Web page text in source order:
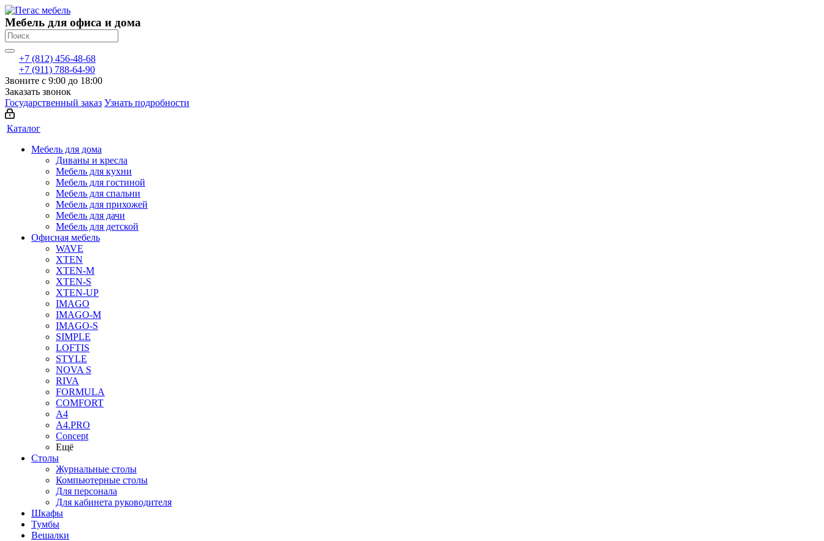
Мебель для офиса и дома
+7 (812) 456-48-68
+7 (911) 788-64-90
Звоните с 9:00 до 18:00
Заказать звонок
Государственный заказ Узнать подробности
Каталог
Мебель для дома
Диваны и кресла
Мебель для кухни
Мебель для гостиной
Мебель для спальни
Мебель для прихожей
Мебель для дачи
Мебель для детской
Офисная мебель
WAVE
XTEN
XTEN-M
XTEN-S
XTEN-UP
IMAGO
IMAGO-M
IMAGO-S
SIMPLE
LOFTIS
STYLE
NOVA S
RIVA
FORMULA
COMFORT
A4
A4.PRO
Concept
Ещё
Столы
Журнальные столы
Компьютерные столы
Для персонала
Для кабинета руководителя
Шкафы
Тумбы
Вешалки